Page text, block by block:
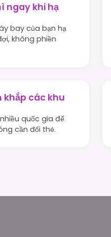
ngay khi hạ
bay của bạn hạ
không phiền
khắp các khu
quốc gia để
cần đổi thẻ.